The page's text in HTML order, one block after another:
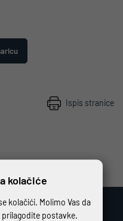
Ispis stranice
kolačiće
kolačići. Molimo Vas da
postavke.